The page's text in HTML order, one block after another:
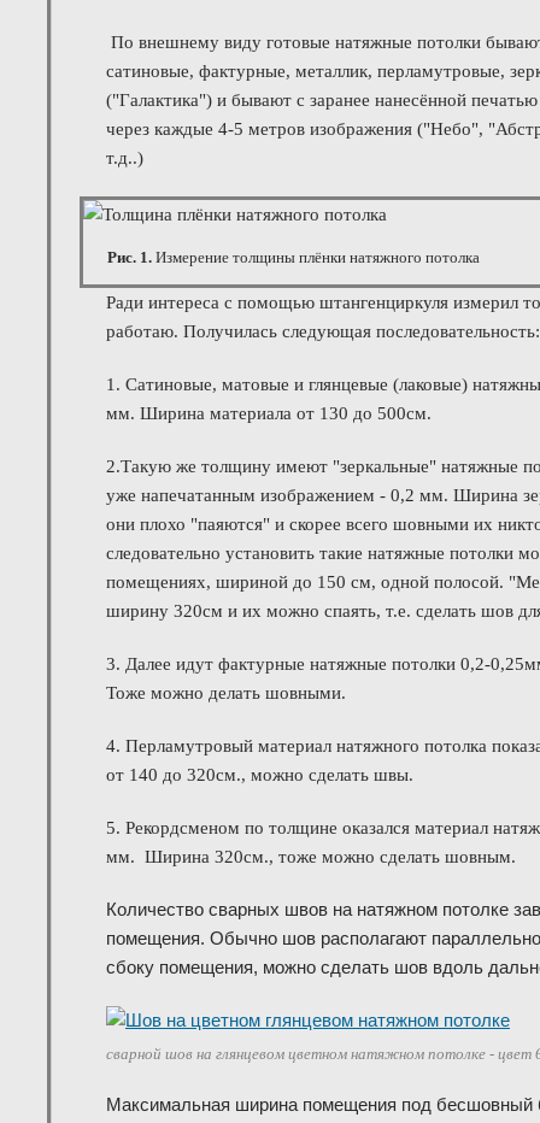
По внешнему виду готовые натяжные потолки
сатиновые, фактурные, металлик, перламутровые,
("Галактика") и бывают с заранее нанесённой
через каждые 4-5 метров изображения ("Небо",
т.д..)
Рис. 1. Измерение толщины плёнки натяжного потолка
Ради интереса с помощью штангенциркуля измерил
работаю. Получилась следующая последовательность:
1. Сатиновые, матовые и глянцевые (лаковые)
мм. Ширина материала от 130 до 500см.
2.Такую же толщину имеют "зеркальные" натяжные
уже напечатанным изображением - 0,2 мм. Ширина
они плохо "паяются" и скорее всего шовными их
следовательно установить такие натяжные потолки
помещениях, шириной до 150 см, одной полосой.
ширину 320см и их можно спаять, т.е. сделать шов
3. Далее идут фактурные натяжные потолки 0,2-
Тоже можно делать шовными.
4. Перламутровый материал натяжного потолка
от 140 до 320см., можно сделать швы.
5. Рекордсменом по толщине оказался материал
мм. Ширина 320см., тоже можно сделать шовным.
Количество сварных швов на натяжном потолке
помещения. Обычно шов располагают
сбоку помещения, можно сделать шов вдоль
сварной шов на глянцевом цветном натяжном потолке - цвет
Максимальная ширина помещения под бесшовный